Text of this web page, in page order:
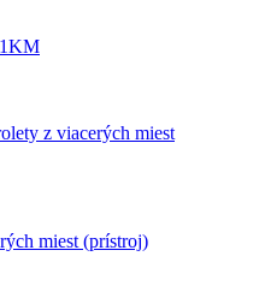
z viacerých miest
miest (prístroj)